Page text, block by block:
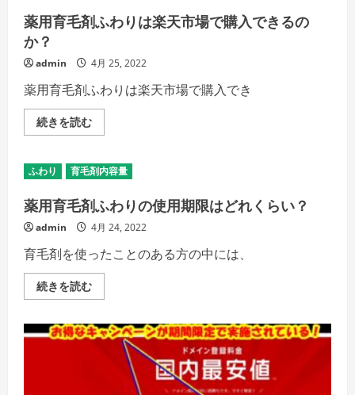
を
ご
だ
い
り
は
2
回
ペ
ス
で
使
と
が
す
す
め
の
細
を
ご
く
さ
い
薬用育毛剤ふわりは楽天市場で購入できるの
か？
admin 4月 25, 2022
薬用育毛剤ふわりは楽天市場で購入でき
続きを読む薬
用
剤
ふ
り
は
楽
天
場
で
購
入
で
る
の
か？
ふわり 育毛剤内容量
薬用育毛剤ふわりの使用期限はどれくらい？
admin 4月 24, 2022
育毛剤を使ったことのある方の中には、
続きを読む薬
用
剤
ふ
わ